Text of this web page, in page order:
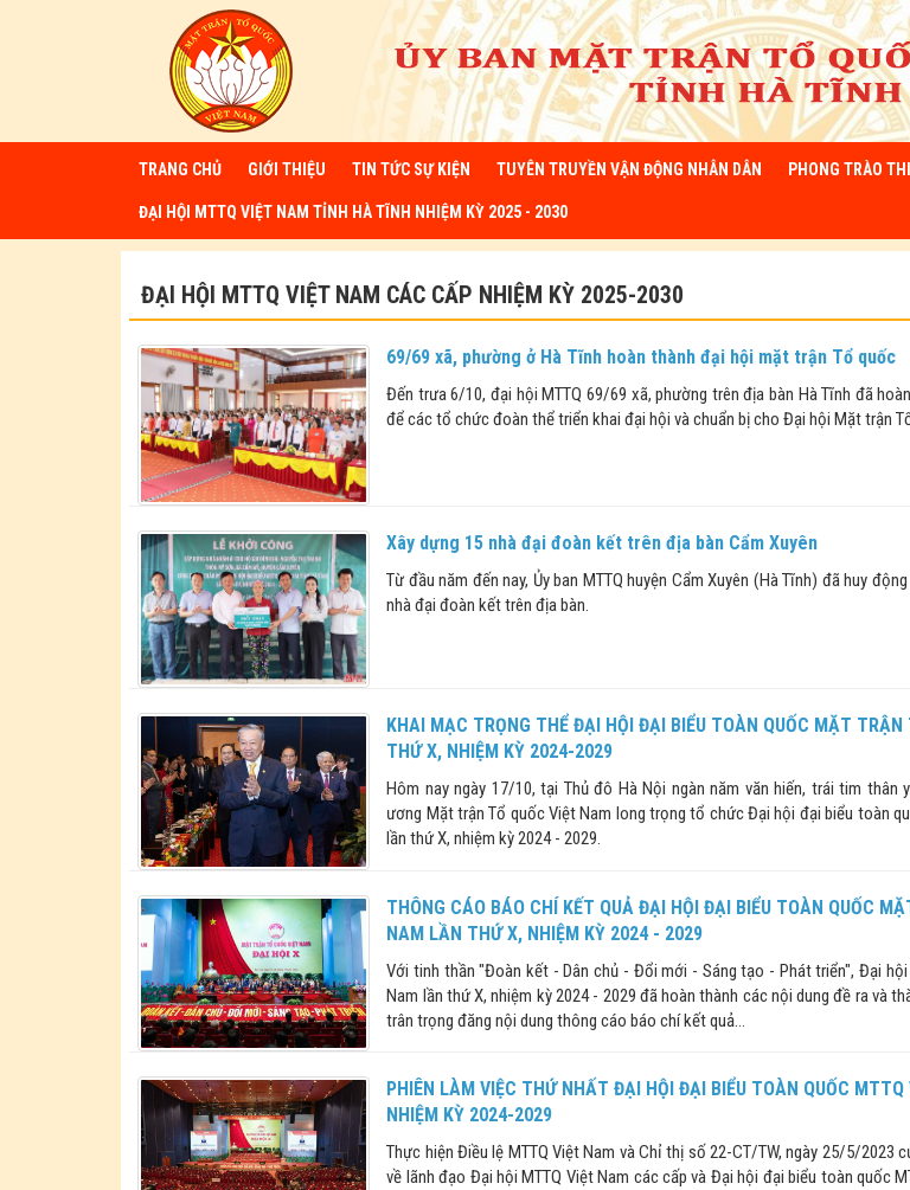
TRANG CHỦ GIỚI THIỆU TIN TỨC SỰ KIỆN TUYÊN TRUYỀN VẬN ĐỘNG NHÂN DÂN PHONG TRÀO
ĐẠI HỘI MTTQ VIỆT NAM TỈNH HÀ TĨNH NHIỆM KỲ 2025 - 2030
ĐẠI HỘI MTTQ VIỆT NAM CÁC CẤP NHIỆM KỲ 2025-2030
69/69 xã, phường ở Hà Tĩnh hoàn thành đại hội mặt trận Tổ quốc
Đến trưa 6/10, đại hội MTTQ 69/69 xã, phường trên địa bàn Hà Tĩnh đã
để các tổ chức đoàn thể triển khai đại hội và chuẩn bị cho Đại hội Mặt trận
Xây dựng 15 nhà đại đoàn kết trên địa bàn Cẩm Xuyên
Từ đầu năm đến nay, Ủy ban MTTQ huyện Cẩm Xuyên (Hà Tĩnh) đã huy
nhà đại đoàn kết trên địa bàn.
KHAI MẠC TRỌNG THỂ ĐẠI HỘI ĐẠI BIỂU TOÀN QUỐC MẶT TRẬN
THỨ X, NHIỆM KỲ 2024-2029
Hôm nay ngày 17/10, tại Thủ đô Hà Nội ngàn năm văn hiến, trái tim thân
ương Mặt trận Tổ quốc Việt Nam long trọng tổ chức Đại hội đại biểu toàn
lần thứ X, nhiệm kỳ 2024 - 2029.
THÔNG CÁO BÁO CHÍ KẾT QUẢ ĐẠI HỘI ĐẠI BIỂU TOÀN QUỐC
NAM LẦN THỨ X, NHIỆM KỲ 2024 - 2029
Với tinh thần "Đoàn kết - Dân chủ - Đổi mới - Sáng tạo - Phát triển", Đại
Nam lần thứ X, nhiệm kỳ 2024 - 2029 đã hoàn thành các nội dung đề ra và
trân trọng đăng nội dung thông cáo báo chí kết quả...
PHIÊN LÀM VIỆC THỨ NHẤT ĐẠI HỘI ĐẠI BIỂU TOÀN QUỐC
NHIỆM KỲ 2024-2029
Thực hiện Điều lệ MTTQ Việt Nam và Chỉ thị số 22-CT/TW, ngày 25/5/2023
về lãnh đạo Đại hội MTTQ Việt Nam các cấp và Đại hội đại biểu toàn quốc